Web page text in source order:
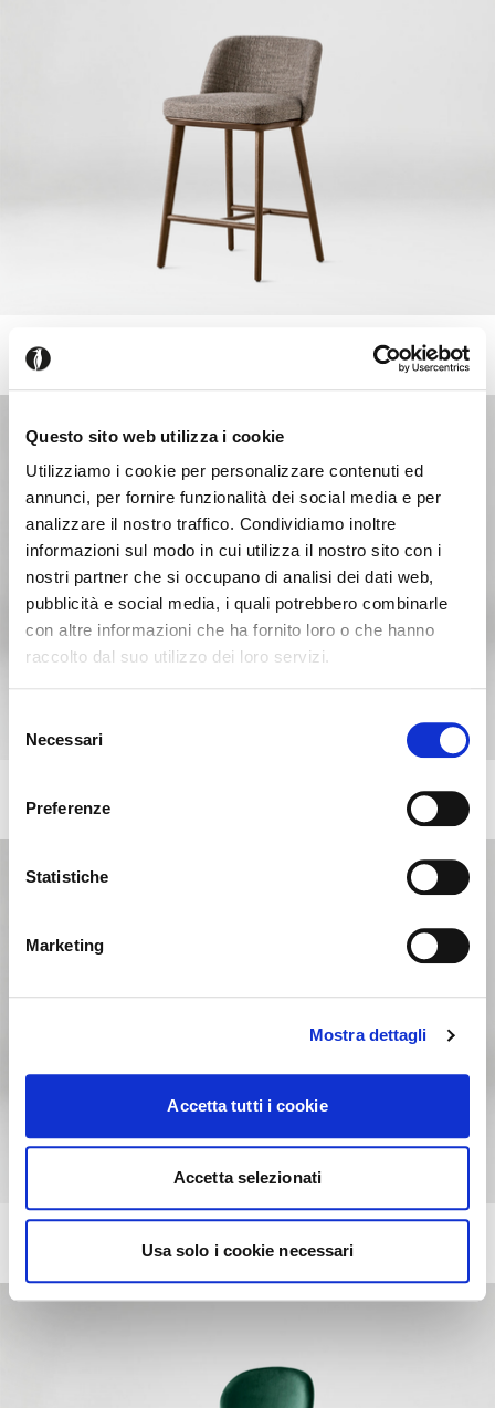
Questo sito web utilizza i cookie
Utilizziamo i cookie per personalizzare contenuti ed
annunci, per fornire funzionalità dei social media e per
analizzare il nostro traffico. Condividiamo inoltre
informazioni sul modo in cui utilizza il nostro sito con i
nostri partner che si occupano di analisi dei dati web,
pubblicità e social media, i quali potrebbero combinarle
con altre informazioni che ha fornito loro o che hanno
raccolto dal suo utilizzo dei loro servizi.
delNecessari
Preferenze
Statistiche
Marketing
Mostra dettagli
Accetta tutti i cookie
Accetta selezionati
Usa solo i cookie necessari
FOYER
Stool with wooden base
+219
Stool with upholstered seat and backrest and metal frame.
+218
Padded stool with metal frame.
Seems like you’re browsing from Close
International. Would you like to switch to the site in